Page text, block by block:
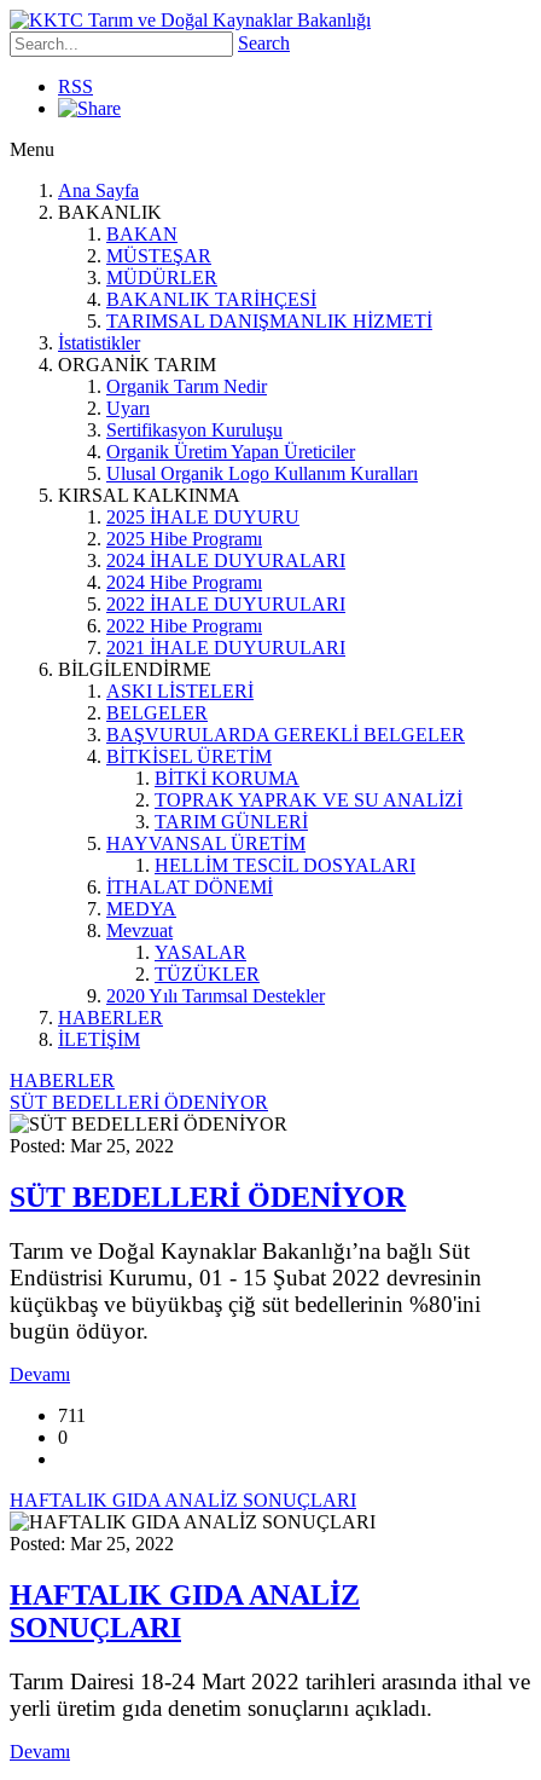
Search
RSS
Menu
Ana Sayfa
BAKANLIK
BAKAN
MÜSTEŞAR
MÜDÜRLER
BAKANLIK TARİHÇESİ
TARIMSAL DANIŞMANLIK HİZMETİ
İstatistikler
ORGANİK TARIM
Organik Tarım Nedir
Uyarı
Sertifikasyon Kuruluşu
Organik Üretim Yapan Üreticiler
Ulusal Organik Logo Kullanım Kuralları
KIRSAL KALKINMA
2025 İHALE DUYURU
2025 Hibe Programı
2024 İHALE DUYURALARI
2024 Hibe Programı
2022 İHALE DUYURULARI
2022 Hibe Programı
2021 İHALE DUYURULARI
BİLGİLENDİRME
ASKI LİSTELERİ
BELGELER
BAŞVURULARDA GEREKLİ BELGELER
BİTKİSEL ÜRETİM
BİTKİ KORUMA
TOPRAK YAPRAK VE SU ANALİZİ
TARIM GÜNLERİ
HAYVANSAL ÜRETİM
HELLİM TESCİL DOSYALARI
İTHALAT DÖNEMİ
MEDYA
Mevzuat
YASALAR
TÜZÜKLER
2020 Yılı Tarımsal Destekler
HABERLER
İLETİŞİM
HABERLER
SÜT BEDELLERİ ÖDENİYOR
Posted: Mar 25, 2022
SÜT BEDELLERİ ÖDENİYOR
Tarım ve Doğal Kaynaklar Bakanlığı’na bağlı Süt
Endüstrisi Kurumu, 01 - 15 Şubat 2022 devresinin
küçükbaş ve büyükbaş çiğ süt bedellerinin %80'ini
bugün ödüyor.
Devamı
711
0
HAFTALIK GIDA ANALİZ SONUÇLARI
Posted: Mar 25, 2022
HAFTALIK GIDA ANALİZ
SONUÇLARI
Tarım Dairesi 18-24 Mart 2022 tarihleri arasında ithal ve
yerli üretim gıda denetim sonuçlarını açıkladı.
Devamı